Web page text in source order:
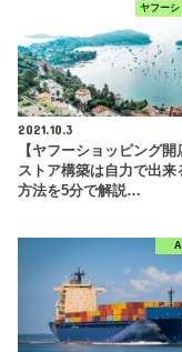
ヤフー
2021.10.3
【ヤフーショッピング開
ストア構築は自力で出来
方法を5分で解説…